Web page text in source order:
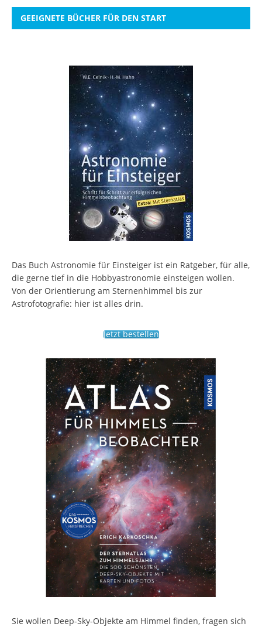
GEEIGNETE BÜCHER FÜR DEN START
Das Buch Astronomie für Einsteiger ist ein Ratgeber, für alle,
die gerne tief in die Hobbyastronomie einsteigen wollen.
Von der Orientierung am Sternenhimmel bis zur
Astrofotografie: hier ist alles drin.
Jetzt bestellen
Sie wollen Deep-Sky-Objekte am Himmel finden, fragen sich